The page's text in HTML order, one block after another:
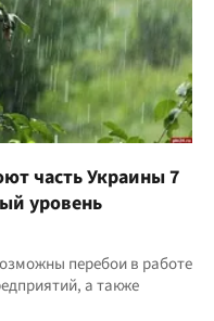
часть Украины 7
уровень
перебои в работе
а также